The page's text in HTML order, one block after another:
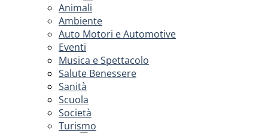
Animali
Ambiente
Auto Motori e Automotive
Eventi
Musica e Spettacolo
Salute Benessere
Sanità
Scuola
Società
Turismo